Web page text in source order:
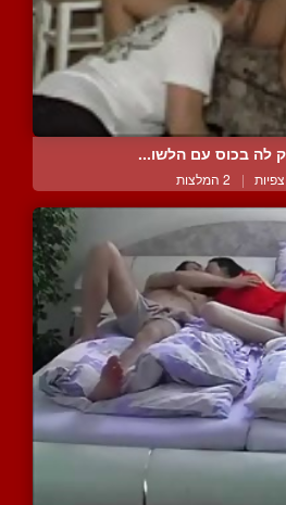
לה בכוס עם הלשו...
| 2 המלצות